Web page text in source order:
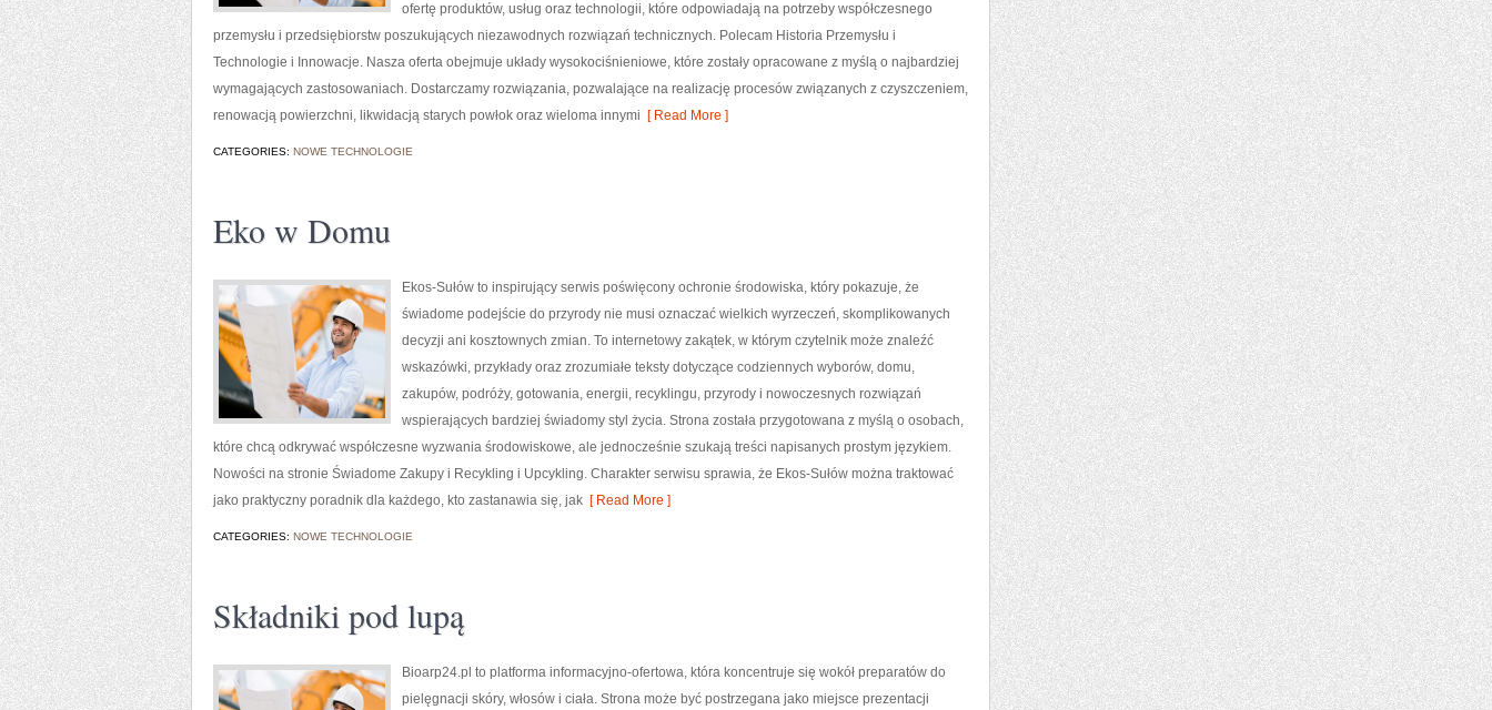
ofertę produktów, usług oraz technologii, które odpowiadają na potrzeby współczesnego
przemysłu i przedsiębiorstw poszukujących niezawodnych rozwiązań technicznych. Polecam Historia Przemysłu i
Technologie i Innowacje. Nasza oferta obejmuje układy wysokociśnieniowe, które zostały opracowane z myślą o najbardziej
wymagających zastosowaniach. Dostarczamy rozwiązania, pozwalające na realizację procesów związanych z czyszczeniem,
renowacją powierzchni, likwidacją starych powłok oraz wieloma innymi [ Read More ]
CATEGORIES: NOWE TECHNOLOGIE
Eko w Domu
Ekos-Sułów to inspirujący serwis poświęcony ochronie środowiska, który pokazuje, że
świadome podejście do przyrody nie musi oznaczać wielkich wyrzeczeń, skomplikowanych
decyzji ani kosztownych zmian. To internetowy zakątek, w którym czytelnik może znaleźć
wskazówki, przykłady oraz zrozumiałe teksty dotyczące codziennych wyborów, domu,
zakupów, podróży, gotowania, energii, recyklingu, przyrody i nowoczesnych rozwiązań
wspierających bardziej świadomy styl życia. Strona została przygotowana z myślą o osobach,
które chcą odkrywać współczesne wyzwania środowiskowe, ale jednocześnie szukają treści napisanych prostym językiem.
Nowości na stronie Świadome Zakupy i Recykling i Upcykling. Charakter serwisu sprawia, że Ekos-Sułów można traktować
jako praktyczny poradnik dla każdego, kto zastanawia się, jak [ Read More ]
CATEGORIES: NOWE TECHNOLOGIE
Składniki pod lupą
Bioarp24.pl to platforma informacyjno-ofertowa, która koncentruje się wokół preparatów do
pielęgnacji skóry, włosów i ciała. Strona może być postrzegana jako miejsce prezentacji